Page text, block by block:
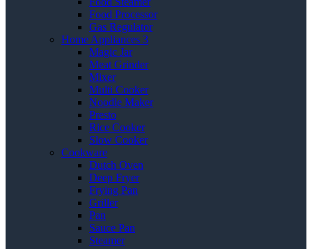
Food Processor
Gas Regulator
Home Appliances 3
Magic Jar
Meat Grinder
Mixer
Multi Cooker
Noodle Maker
Presto
Rice Cooker
Slow Cooker
Cookware
Dutch Oven
Deep Fryer
Frying Pan
Griller
Pan
Sauce Pan
Steamer